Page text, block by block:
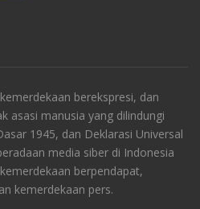
berekspresi, dan
asasi manusia yang dilindungi
1945, dan Deklarasi Universal
media siber di Indonesia
berpendapat,
kemerdekaan pers.